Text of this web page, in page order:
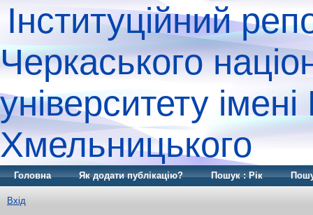
Інституційний
Черкаського
університету
Хмельницького
Головна Як додати публікацію? Пошук : Рік
Вхід